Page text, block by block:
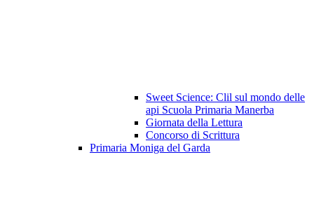
Sweet Science: Clil sul mondo delle
api Scuola Primaria Manerba
Giornata della Lettura
Concorso di Scrittura
Primaria Moniga del Garda